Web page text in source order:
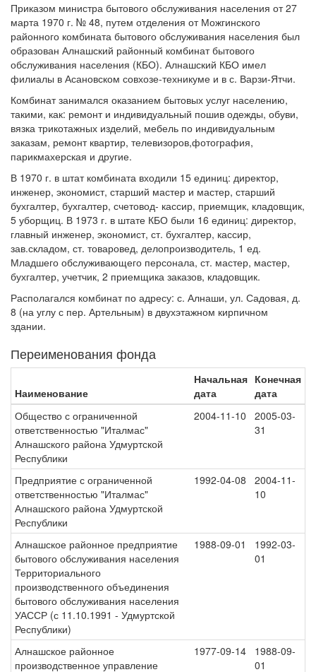
Приказом министра бытового обслуживания населения от 27
марта 1970 г. № 48, путем отделения от Можгинского
районного комбината бытового обслуживания населения был
образован Алнашский районный комбинат бытового
обслуживания населения (КБО). Алнашский КБО имел
филиалы в Асановском совхозе-техникуме и в с. Варзи-Ятчи.
Комбинат занимался оказанием бытовых услуг населению,
такими, как: ремонт и индивидуальный пошив одежды, обуви,
вязка трикотажных изделий, мебель по индивидуальным
заказам, ремонт квартир, телевизоров,фотография,
парикмахерская и другие.
В 1970 г. в штат комбината входили 15 единиц: директор,
инженер, экономист, старший мастер и мастер, старший
бухгалтер, бухгалтер, счетовод- кассир, приемщик, кладовщик,
5 уборщиц. В 1973 г. в штате КБО были 16 единиц: директор,
главный инженер, экономист, ст. бухгалтер, кассир,
зав.складом, ст. товаровед, делопроизводитель, 1 ед.
Младшего обслуживающего персонала, ст. мастер, мастер,
бухгалтер, учетчик, 2 приемщика заказов, кладовщик.
Располагался комбинат по адресу: с. Алнаши, ул. Садовая, д.
8 (на углу с пер. Артельным) в двухэтажном кирпичном
здании.
Переименования фонда
Наименование
Начальная
дата
Конечная
дата
Общество с ограниченной
ответственностью "Италмас"
Алнашского района Удмуртской
Республики
2004-11-10
2005-03-
31
Предприятие с ограниченной
ответственностью "Италмас"
Алнашского района Удмуртской
Республики
1992-04-08
2004-11-
10
Алнашское районное предприятие
бытового обслуживания населения
Территориального
производственного объединения
бытового обслуживания населения
УАССР (с 11.10.1991 - Удмуртской
Республики)
1988-09-01
1992-03-
01
Алнашское районное
производственное управление
1977-09-14
1988-09-
01